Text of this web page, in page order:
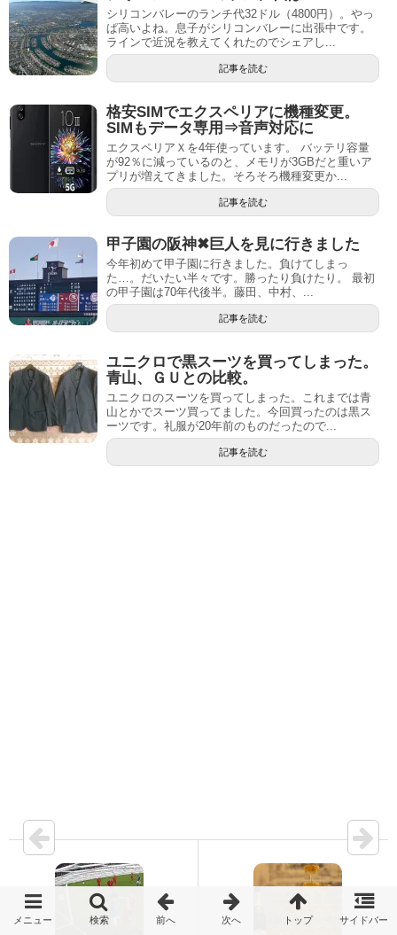
シリコンバレーのランチ代32ドル（4800円）。やっ
ぱ高いよね。息子がシリコンバレーに出張中です。
ラインで近況を教えてくれたのでシェアし...
記事を読む
格安SIMでエクスペリアに機種変更。
SIMもデータ専用⇒音声対応に
エクスペリアＸを4年使っています。 バッテリ容量
が92％に減っているのと、メモリが3GBだと重いア
プリが増えてきました。そろそろ機種変更か...
記事を読む
甲子園の阪神✖巨人を見に行きました
今年初めて甲子園に行きました。負けてしまっ
た…。だいたい半々です。勝ったり負けたり。 最初
の甲子園は70年代後半。藤田、中村、...
記事を読む
ユニクロで黒スーツを買ってしまった。
青山、ＧＵとの比較。
ユニクロのスーツを買ってしまった。これまでは青
山とかでスーツ買ってました。今回買ったのは黒ス
ーツです。礼服が20年前のものだったので...
記事を読む